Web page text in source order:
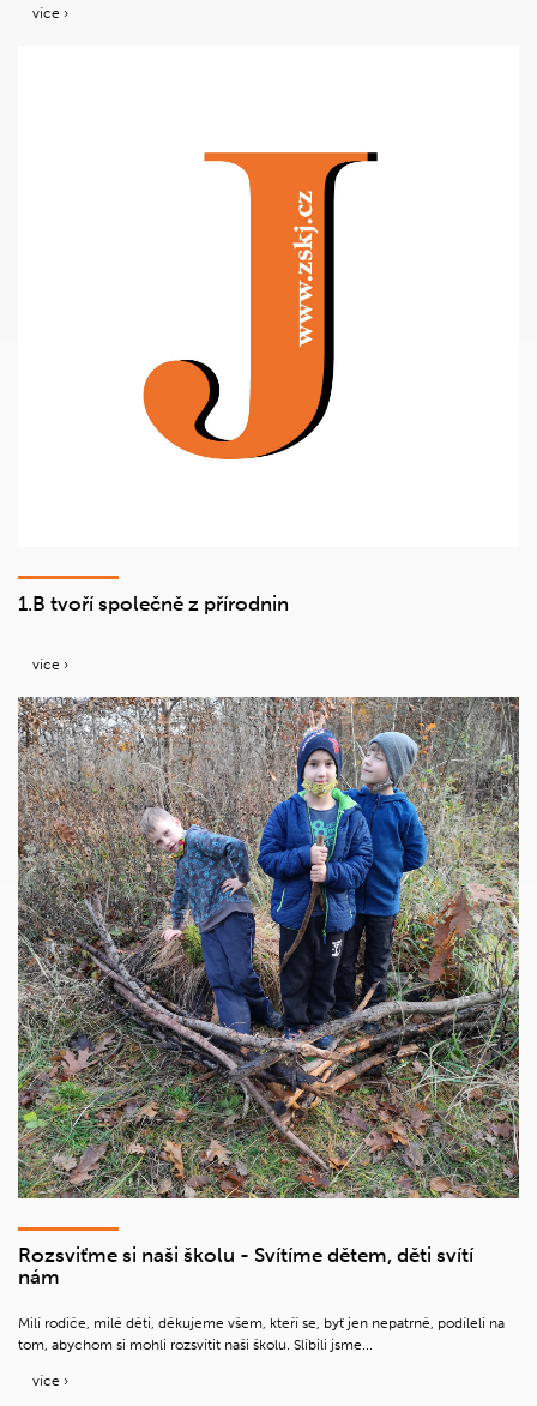
více ›
1.B tvoří společně z přírodnin
více ›
Rozsviťme si naši školu - Svítíme dětem, děti svítí
nám
Milí rodiče, milé děti, děkujeme všem, kteří se, byť jen nepatrně, podíleli na
tom, abychom si mohli rozsvítit naši školu. Slíbili jsme...
více ›